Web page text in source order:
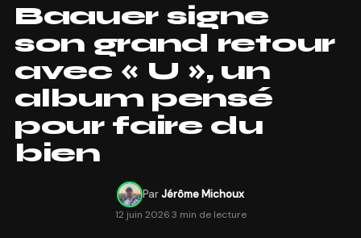
Baauer signe
son grand retour
avec « U », un
album pensé
pour faire du
bien
ParJérôme Michoux
12 juin 20263 min de lecture